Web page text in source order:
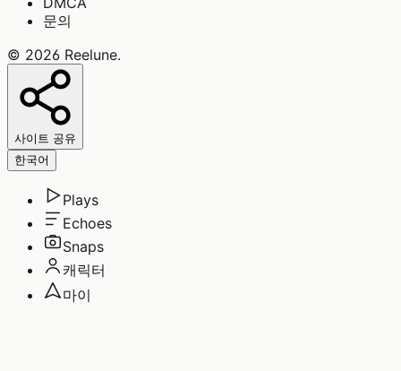
문의
© 2026 Reelune.
사이트 공유
한국어
Plays
Echoes
Snaps
캐릭터
마이